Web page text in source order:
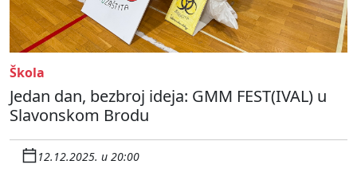
Škola
Jedan dan, bezbroj ideja: GMM FEST(IVAL) u
Slavonskom Brodu
12.12.2025. u 20:00